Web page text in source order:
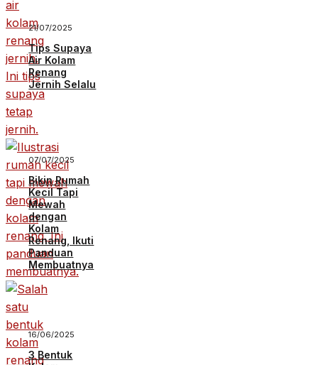
21/07/2025
Tips Supaya
Air Kolam
Renang
Jernih Selalu
07/07/2025
Bikin Rumah
Kecil Tapi
Mewah
dengan
Kolam
Renang, Ikuti
Panduan
Membuatnya
16/06/2025
3 Bentuk